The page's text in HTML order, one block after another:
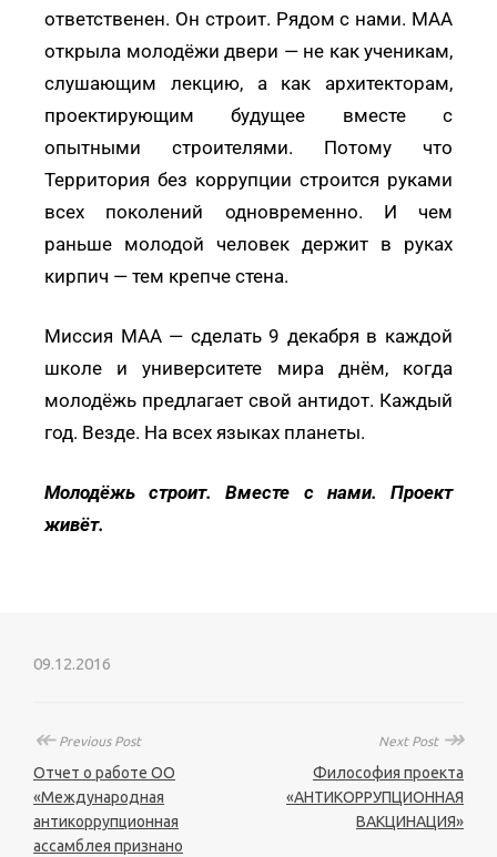
ответственен. Он строит. Рядом с нами. МАА
открыла молодёжи двери — не как ученикам,
слушающим лекцию, а как архитекторам,
проектирующим будущее вместе с
опытными строителями. Потому что
Территория без коррупции строится руками
всех поколений одновременно. И чем
раньше молодой человек держит в руках
кирпич — тем крепче стена.
Миссия МАА — сделать 9 декабря в каждой
школе и университете мира днём, когда
молодёжь предлагает свой антидот. Каждый
год. Везде. На всех языках планеты.
Молодёжь строит. Вместе с нами. Проект
живёт.
09.12.2016
↞Previous Post
Отчет о работе ОО
«Международная
антикоррупционная
ассамблея признано
Next Post ↠
Философия проекта
«АНТИКОРРУПЦИОННАЯ
ВАКЦИНАЦИЯ»